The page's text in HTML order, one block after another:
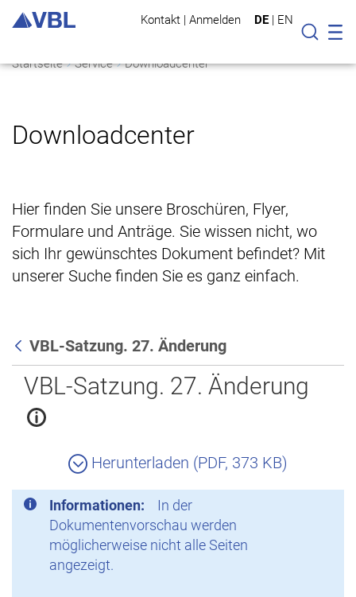
Kontakt | Anmelden DE | EN
Suche
Startseite Service Downloadcenter
Downloadcenter
Hier finden Sie unsere Broschüren, Flyer,
Formulare und Anträge. Sie wissen nicht, wo
sich Ihr gewünschtes Dokument befindet? Mit
unserer Suche finden Sie es ganz einfach.
Zurück
VBL-Satzung. 27. Änderung
VBL-Satzung. 27. Änderung
Herunterladen (PDF, 373 KB)
Informationen:
In der
Dokumentenvorschau werden
möglicherweise nicht alle Seiten
angezeigt.